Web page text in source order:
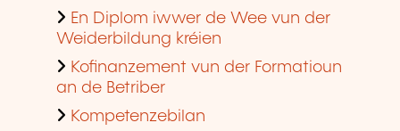
En Diplom iwwer de Wee vun der
Weiderbildung kréien
Kofinanzement vun der Formatioun
an de Betriber
Kompetenzebilan